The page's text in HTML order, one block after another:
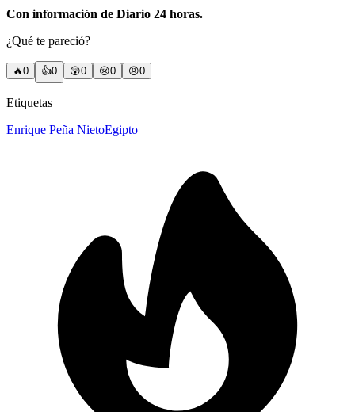
Con información de Diario 24 horas.
¿Qué te pareció?
🔥0 👍0 😲0 😢0 😠0
Etiquetas
Enrique Peña NietoEgipto